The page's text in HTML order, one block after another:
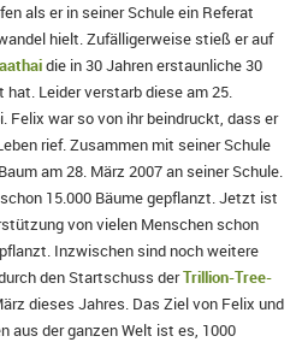
als er in seiner Schule ein Referat
hielt. Zufälligerweise stieß er auf
die in 30 Jahren erstaunliche 30
hat. Leider verstarb diese am 25.
Felix war so von ihr beindruckt, dass er
rief. Zusammen mit seiner Schule
am 28. März 2007 an seiner Schule.
15.000 Bäume gepflanzt. Jetzt ist
von vielen Menschen schon
Inzwischen sind noch weitere
den Startschuss derTrillion-Tree-
dieses Jahres. Das Ziel von Felix und
aus der ganzen Welt ist es, 1000